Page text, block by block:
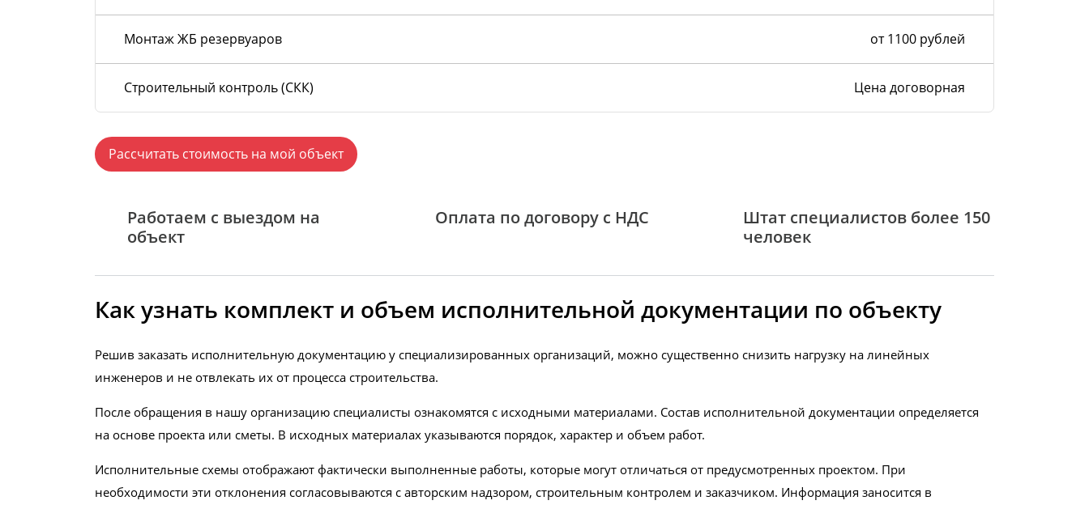
Монтаж ЖБ резервуаров от 1100 рублей
Строительный контроль (СКК) Цена договорная
Рассчитать стоимость на мой объект
Работаем с выездом на
объект
Оплата по договору с НДС
Штат специалистов более 150
человек
Как узнать комплект и объем исполнительной документации по объекту
Решив заказать исполнительную документацию у специализированных организаций, можно существенно снизить нагрузку на линейных
инженеров и не отвлекать их от процесса строительства.
После обращения в нашу организацию специалисты ознакомятся с исходными материалами. Состав исполнительной документации определяется
на основе проекта или сметы. В исходных материалах указываются порядок, характер и объем работ.
Исполнительные схемы отображают фактически выполненные работы, которые могут отличаться от предусмотренных проектом. При
необходимости эти отклонения согласовываются с авторским надзором, строительным контролем и заказчиком. Информация заносится в